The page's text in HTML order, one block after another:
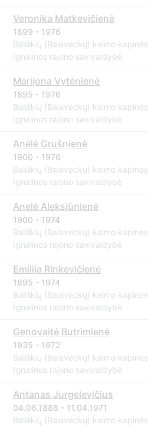
Veronika Matkevičienė
1899 - 1976
Bališkių (Balaveckų) kaimo kapinės
Ignalinos rajono savivaldybė
Marijona Vytėnienė
1895 - 1976
Bališkių (Balaveckų) kaimo kapinės
Ignalinos rajono savivaldybė
Anėlė Grušnienė
1900 - 1976
Bališkių (Balaveckų) kaimo kapinės
Ignalinos rajono savivaldybė
Anelė Aleksiūnienė
1900 - 1974
Bališkių (Balaveckų) kaimo kapinės
Ignalinos rajono savivaldybė
Emilija Rinkevičienė
1895 - 1974
Bališkių (Balaveckų) kaimo kapinės
Ignalinos rajono savivaldybė
Genovaitė Butrimienė
1935 - 1972
Bališkių (Balaveckų) kaimo kapinės
Ignalinos rajono savivaldybė
Antanas Jurgelevičius
04.06.1888 - 11.04.1971
Bališkių (Balaveckų) kaimo kapinės